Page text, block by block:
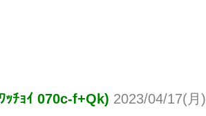
ｯﾁｮｲ 070c-f+Qk) 2023/04/17(月)